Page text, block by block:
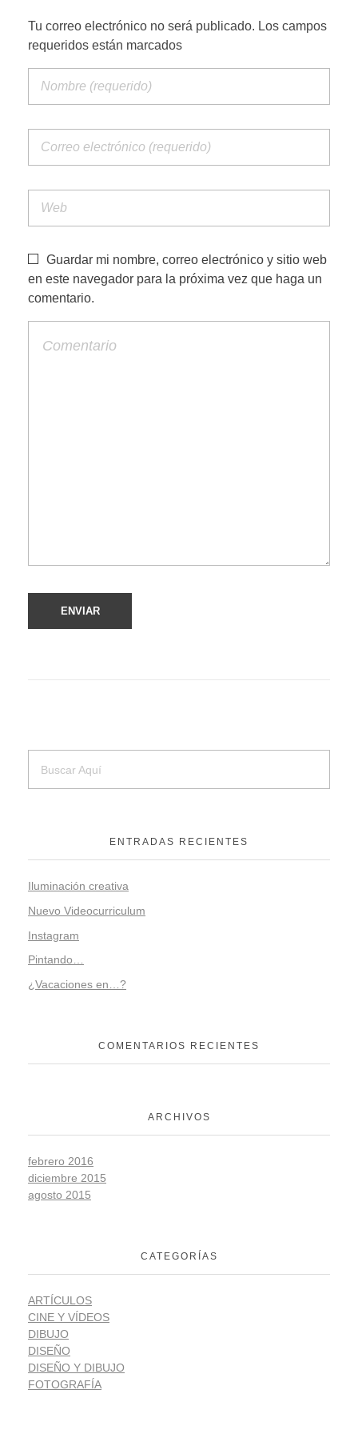
PORTFOLIO WEB
Tu correo electrónico no será publicado. Los campos
requeridos están marcados
Guardar mi nombre, correo electrónico y sitio web
en este navegador para la próxima vez que haga un
comentario.
ENTRADAS RECIENTES
Iluminación creativa
Nuevo Videocurriculum
Instagram
Pintando…
¿Vacaciones en…?
COMENTARIOS RECIENTES
ARCHIVOS
febrero 2016
diciembre 2015
agosto 2015
CATEGORÍAS
ARTÍCULOS
CINE Y VÍDEOS
DIBUJO
DISEÑO
DISEÑO Y DIBUJO
FOTOGRAFÍA